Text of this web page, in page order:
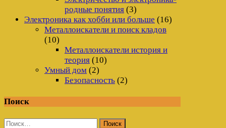
родные понятия (3)
Электроника как хобби или больше (16)
Металлоискатели и поиск кладов
(10)
Металлоискатели история и
теория (10)
Умный дом (2)
Безопасность (2)
Поиск
Найти: